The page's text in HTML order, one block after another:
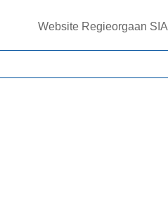
Website Regieorgaan SIA